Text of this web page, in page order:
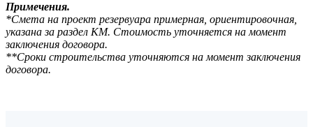
Примечения.
*Смета на проект резервуара примерная, ориентировочная,
указана за раздел КМ. Стоимость уточняется на момент
заключения договора.
**Сроки строительства уточняются на момент заключения
договора.